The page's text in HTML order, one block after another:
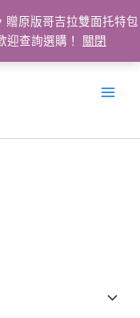
贈原版哥吉拉雙面托特包
迎查詢選購！
關閉